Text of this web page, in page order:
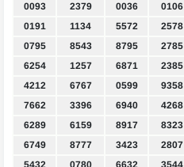
0093
2379 0036 0106
0191
1134 5572 2578
0795
8543 8795 2785
6254
1257 6871 2385
4212
6767 0599 9358
7662
3396 6940 4268
6289
6159 8917 8323
6749
8777 3423 2807